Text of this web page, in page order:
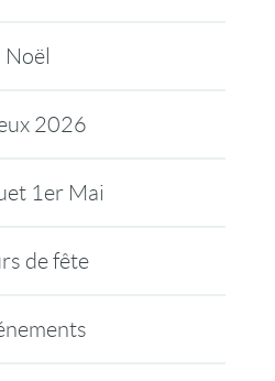
Noël
2026
1er Mai
de fête